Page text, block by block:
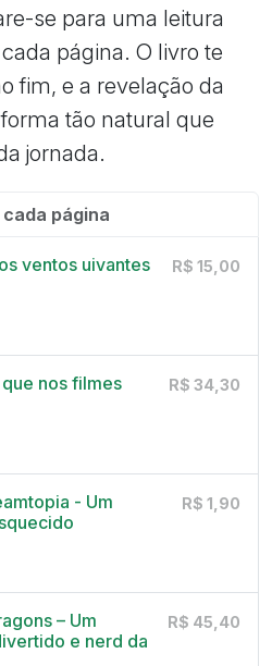
se para uma leitura
página. O livro te
fim, e a revelação da
tão natural que
jornada.
página
ventos uivantes R$ 15,00
nos filmes R$ 34,30
- Um
R$ 1,90
– Um
e nerd da
R$ 45,40